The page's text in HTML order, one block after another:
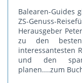
Balearen-Guides
ZS-Genuss-
Herausgeber
zu den
interessantesten
und den
planen....zum